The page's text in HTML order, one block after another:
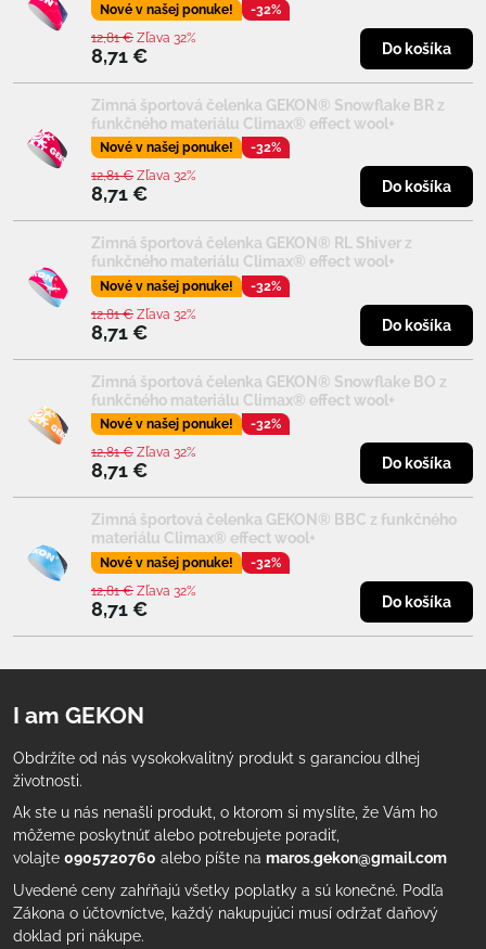
Nové v našej ponuke! -32%
8,71 €
12,81 € Zľava 32%
Do košíka
Zimná športová čelenka GEKON® Snowflake BR z
funkčného materiálu Climax® effect wool+
Nové v našej ponuke! -32%
8,71 €
12,81 € Zľava 32%
Do košíka
Zimná športová čelenka GEKON® RL Shiver z
funkčného materiálu Climax® effect wool+
Nové v našej ponuke! -32%
8,71 €
12,81 € Zľava 32%
Do košíka
Zimná športová čelenka GEKON® Snowflake BO z
funkčného materiálu Climax® effect wool+
Nové v našej ponuke! -32%
8,71 €
12,81 € Zľava 32%
Do košíka
Zimná športová čelenka GEKON® BBC z funkčného
materiálu Climax® effect wool+
Nové v našej ponuke! -32%
8,71 €
12,81 € Zľava 32%
Do košíka
I am GEKON
Obdržíte od nás vysokokvalitný produkt s garanciou dlhej
životnosti.
Ak ste u nás nenašli produkt, o ktorom si myslíte, že Vám ho
môžeme poskytnúť alebo potrebujete poradiť,
volajte 0905720760 alebo píšte na maros.gekon@gmail.com
Uvedené ceny zahŕňajú všetky poplatky a sú konečné. Podľa
Zákona o účtovníctve, každý nakupujúci musí održať daňový
doklad pri nákupe.